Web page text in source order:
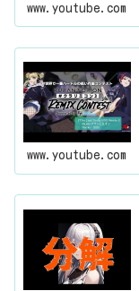
www.youtube.com
www.youtube.com